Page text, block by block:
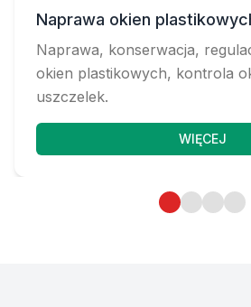
Naprawa okien
Naprawa, konserwacja,
okien plastikowych, kontrola
uszczelek.
WIĘCEJ